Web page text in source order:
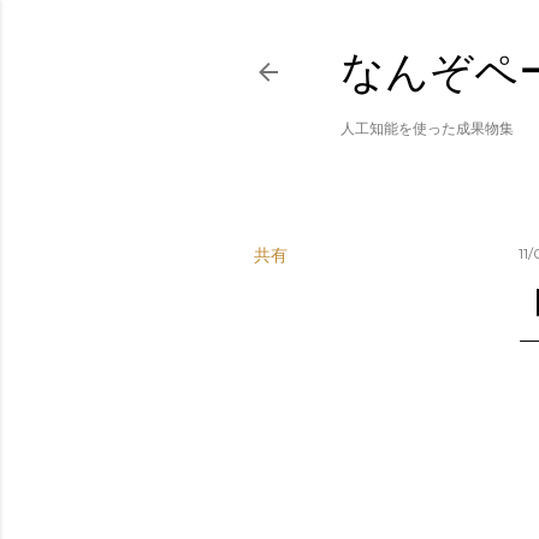
なんぞペ
人工知能を使った成果物集
共有